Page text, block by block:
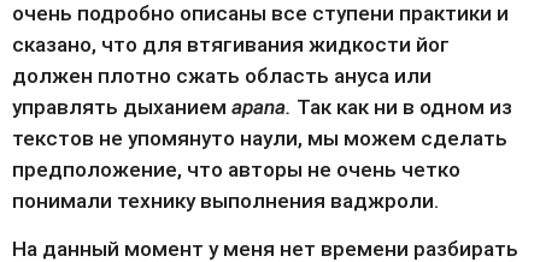
очень подробно описаны все ступени практики и
сказано, что для втягивания жидкости йог
должен плотно сжать область ануса или
управлять дыханием apana. Так как ни в одном из
текстов не упомянуто наули, мы можем сделать
предположение, что авторы не очень четко
понимали технику выполнения ваджроли.
На данный момент у меня нет времени разбирать